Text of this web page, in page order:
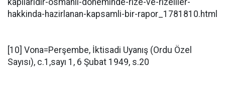
kapilaridir-osmanli-doneminde-rize-ve-rizeliler-
hakkinda-hazirlanan-kapsamli-bir-rapor_1781810.html
[10] Vona=Perşembe, İktisadi Uyanış (Ordu Özel
Sayısı), c.1,sayı 1, 6 Şubat 1949, s.20